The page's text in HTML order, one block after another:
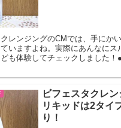
レンジングのCMでは、手にか
いますよね。実際にあんなにス
も体験してチェックしました！
ビフェスタクレ
リキッドは2タイ
り！